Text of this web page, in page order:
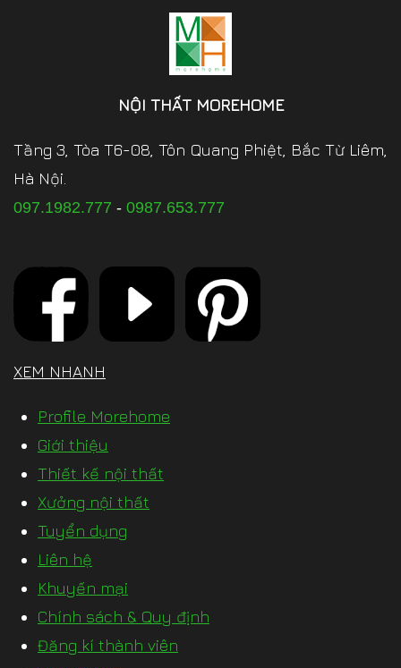
NỘI THẤT MOREHOME
Tầng 3, Tòa T6-08, Tôn Quang Phiệt, Bắc Từ Liêm,
Hà Nội.
097.1982.777 - 0987.653.777
XEM NHANH
Profile Morehome
Giới thiệu
Thiết kế nội thất
Xưởng nội thất
Tuyển dụng
Liên hệ
Khuyến mại
Chính sách & Quy định
Đăng kí thành viên